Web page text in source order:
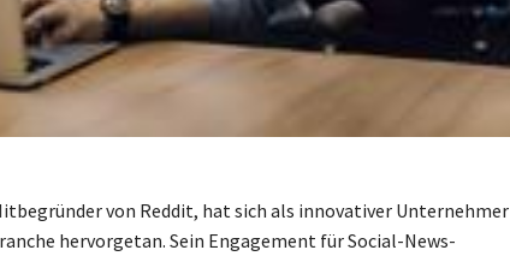
von Reddit, hat sich als innovativer Unternehmer
hervorgetan. Sein Engagement für Social-News-